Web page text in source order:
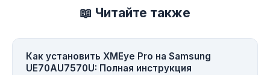
📖 Читайте также
Как установить XMEye Pro на Samsung
UE70AU7570U: Полная инструкция